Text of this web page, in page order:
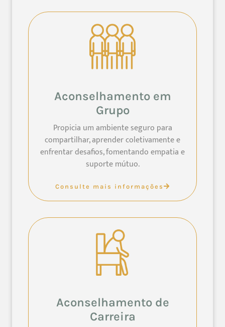
Aconselhamento em
Grupo
Propicia um ambiente seguro para
compartilhar, aprender coletivamente e
enfrentar desafios, fomentando empatia e
suporte mútuo.
Consulte mais informações
Aconselhamento de
Carreira